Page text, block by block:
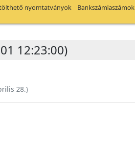
nyomtatványok Bankszámlaszámok
12:23:00)
28.)